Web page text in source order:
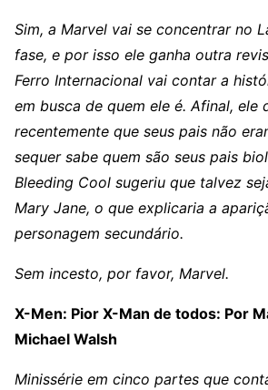
Sim, a Marvel vai se concentrar no
fase, e por isso ele ganha outra
Ferro Internacional vai contar a
em busca de quem ele é. Afinal, ele
recentemente que seus pais não
sequer sabe quem são seus pais
Bleeding Cool sugeriu que talvez
Mary Jane, o que explicaria a
personagem secundário.
Sem incesto, por favor, Marvel.
X-Men: Pior X-Man de todos: Por
Michael Walsh
Minissérie em cinco partes que